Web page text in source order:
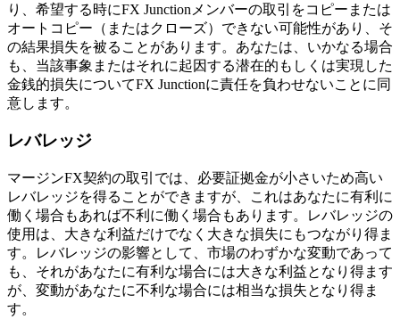
り、希望する時にFX Junctionメンバーの取引をコピーまたは
オートコピー（またはクローズ）できない可能性があり、そ
の結果損失を被ることがあります。あなたは、いかなる場合
も、当該事象またはそれに起因する潜在的もしくは実現した
金銭的損失についてFX Junctionに責任を負わせないことに同
意します。
レバレッジ
マージンFX契約の取引では、必要証拠金が小さいため高い
レバレッジを得ることができますが、これはあなたに有利に
働く場合もあれば不利に働く場合もあります。レバレッジの
使用は、大きな利益だけでなく大きな損失にもつながり得ま
す。レバレッジの影響として、市場のわずかな変動であって
も、それがあなたに有利な場合には大きな利益となり得ます
が、変動があなたに不利な場合には相当な損失となり得ま
す。